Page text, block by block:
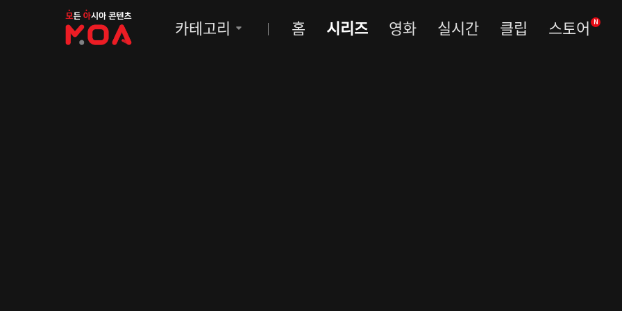
MOA
카테고리 홈 시리즈 영화 실시간 클립 스토어 N